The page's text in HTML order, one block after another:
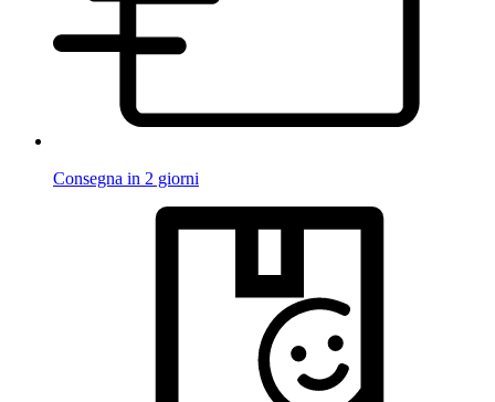
Consegna in 2 giorni